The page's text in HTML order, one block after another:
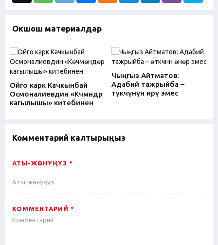
Окшош материалдар
Ойго карк Качкынбай
Осмоналиевдин «Көчмөндөр
кагылышы» китебинен
Чыңгыз Айтматов:
Адабий тажрыйба –
өтүкчүнүн өнөрү эмес
Комментарий калтырыңыз
АТЫ-ЖӨНҮҢҮЗ *
КОММЕНТАРИЙ *